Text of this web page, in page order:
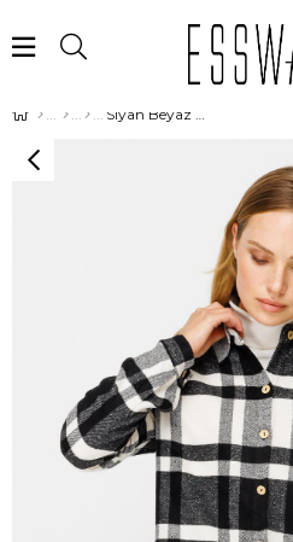
Siyah Beyaz Oduncu Gömelk Siyah